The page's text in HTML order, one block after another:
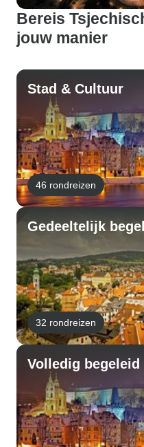
Bereis
jouw manier
Stad & Cultuur
46 rondreizen
Gedeeltelijk
32 rondreizen
Volledig begeleid